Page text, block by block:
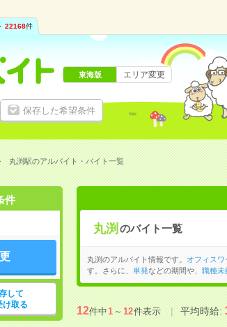
22168件
保存した希望条件
東海版 エリア変更
丸渕駅のアルバイト・バイト一覧
件
して
け取る
丸渕 のバイト一覧
丸渕のアルバイト情報です。 オフィスワ
す。さらに、
単発などの期間や、 職種未
12件中1～12件表示 平均時給: